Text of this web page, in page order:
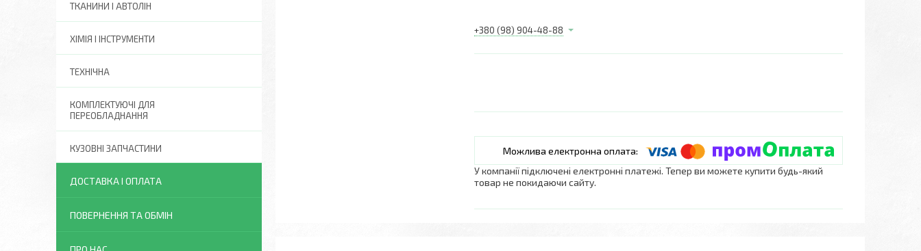
+380 (98) 904-48-88
У компанії підключені електронні платежі. Тепер ви можете купити будь-який
товар не покидаючи сайту.
ТКАНИНИ І АВТОЛІН
ХІМІЯ І ІНСТРУМЕНТИ
ТЕХНІЧНА
КОМПЛЕКТУЮЧІ ДЛЯ
ПЕРЕОБЛАДНАННЯ
КУЗОВНІ ЗАПЧАСТИНИ
ДОСТАВКА І ОПЛАТА
ПОВЕРНЕННЯ ТА ОБМІН